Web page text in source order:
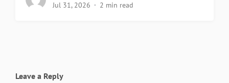
Jul 31, 2026
2 min read
Leave a Reply